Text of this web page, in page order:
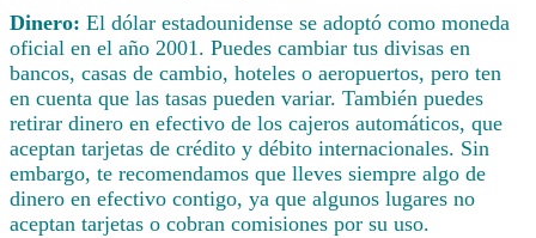
Dinero: El dólar estadounidense se adoptó como moneda
oficial en el año 2001. Puedes cambiar tus divisas en
bancos, casas de cambio, hoteles o aeropuertos, pero ten
en cuenta que las tasas pueden variar. También puedes
retirar dinero en efectivo de los cajeros automáticos, que
aceptan tarjetas de crédito y débito internacionales. Sin
embargo, te recomendamos que lleves siempre algo de
dinero en efectivo contigo, ya que algunos lugares no
aceptan tarjetas o cobran comisiones por su uso.